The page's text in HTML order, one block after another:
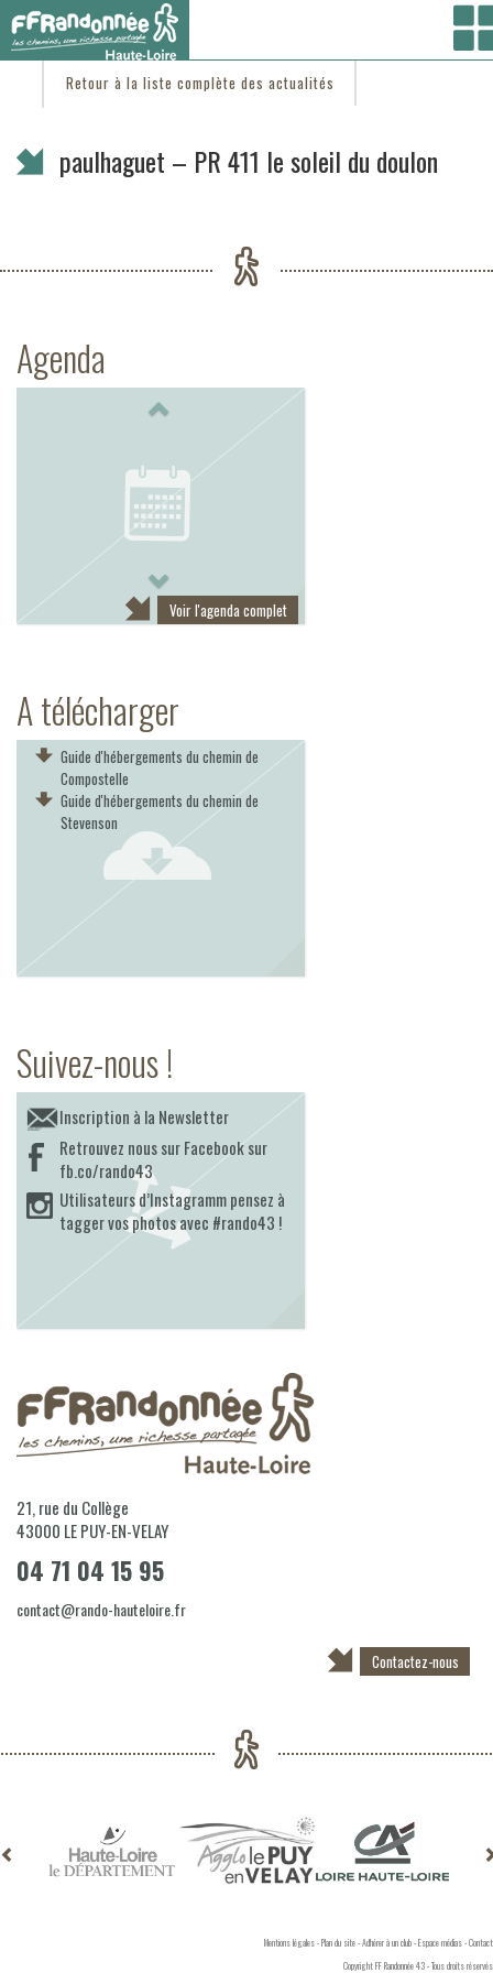
Vous êtes ici :Accueil/C'est d'actu
Retour à la liste complète des actualités
paulhaguet – PR 411 le soleil du doulon
Agenda
Voir l'agenda complet
A télécharger
Guide d'hébergements du chemin de
Compostelle
Guide d'hébergements du chemin de
Stevenson
Suivez-nous !
Inscription à la Newsletter
Retrouvez nous sur Facebook sur
fb.co/rando43
Utilisateurs d’Instagramm pensez à
tagger vos photos avec #rando43 !
21, rue du Collège
43000 LE PUY-EN-VELAY
04 71 04 15 95
contact@rando-hauteloire.fr
Contactez-nous
Mentions légales-Plan du site-Adhérer à un club-Espace médias-Contact
Copyright FF Randonnée 43 - Tous droits réservés